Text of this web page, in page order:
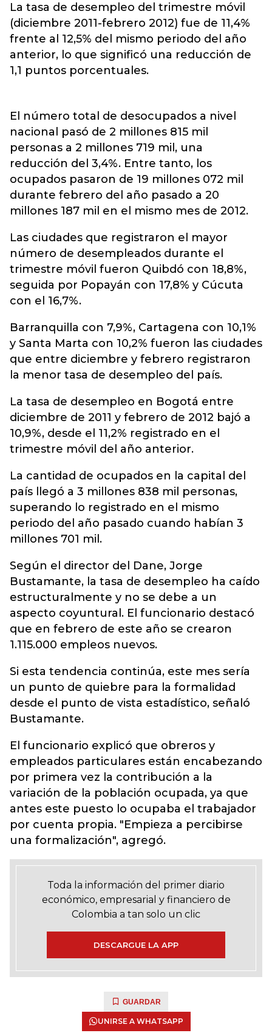
La tasa de desempleo del trimestre móvil
(diciembre 2011-febrero 2012) fue de 11,4%
frente al 12,5% del mismo periodo del año
anterior, lo que significó una reducción de
1,1 puntos porcentuales.
El número total de desocupados a nivel
nacional pasó de 2 millones 815 mil
personas a 2 millones 719 mil, una
reducción del 3,4%. Entre tanto, los
ocupados pasaron de 19 millones 072 mil
durante febrero del año pasado a 20
millones 187 mil en el mismo mes de 2012.
Las ciudades que registraron el mayor
número de desempleados durante el
trimestre móvil fueron Quibdó con 18,8%,
seguida por Popayán con 17,8% y Cúcuta
con el 16,7%.
Barranquilla con 7,9%, Cartagena con 10,1%
y Santa Marta con 10,2% fueron las ciudades
que entre diciembre y febrero registraron
la menor tasa de desempleo del país.
La tasa de desempleo en Bogotá entre
diciembre de 2011 y febrero de 2012 bajó a
10,9%, desde el 11,2% registrado en el
trimestre móvil del año anterior.
La cantidad de ocupados en la capital del
país llegó a 3 millones 838 mil personas,
superando lo registrado en el mismo
periodo del año pasado cuando habían 3
millones 701 mil.
Según el director del Dane, Jorge
Bustamante, la tasa de desempleo ha caído
estructuralmente y no se debe a un
aspecto coyuntural. El funcionario destacó
que en febrero de este año se crearon
1.115.000 empleos nuevos.
Si esta tendencia continúa, este mes sería
un punto de quiebre para la formalidad
desde el punto de vista estadístico, señaló
Bustamante.
El funcionario explicó que obreros y
empleados particulares están encabezando
por primera vez la contribución a la
variación de la población ocupada, ya que
antes este puesto lo ocupaba el trabajador
por cuenta propia. "Empieza a percibirse
una formalización", agregó.
Toda la información del primer diario
económico, empresarial y financiero de
Colombia a tan solo un clic
DESCARGUE LA APP
GUARDAR
UNIRSE A WHATSAPP